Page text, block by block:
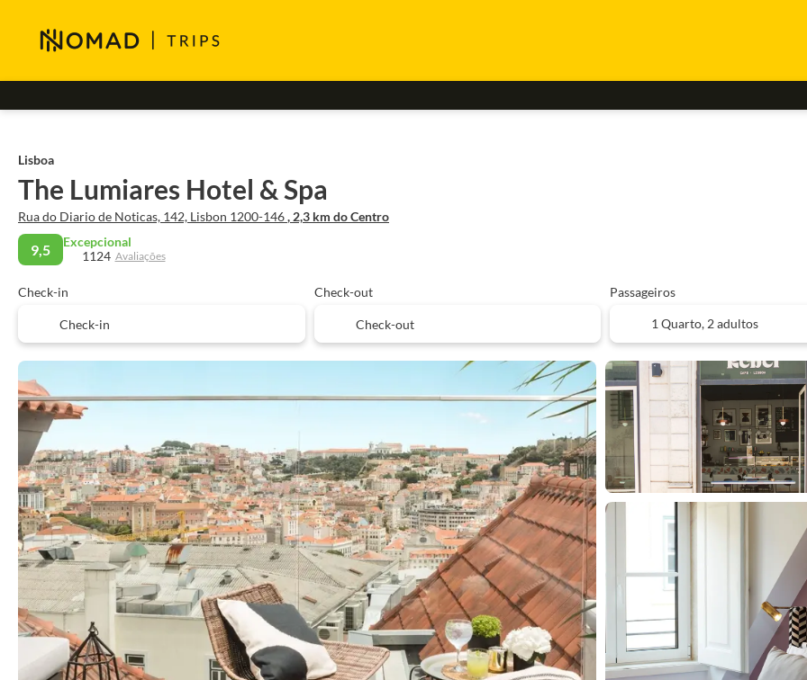
Lisboa
The Lumiares Hotel & Spa
Rua do Diario de Noticas, 142, Lisbon 1200-146, 2,3 km do Centro
9,5
Excepcional
1124 Avaliações
Check-in Check-out Passageiros
1 Quarto, 2 adultos